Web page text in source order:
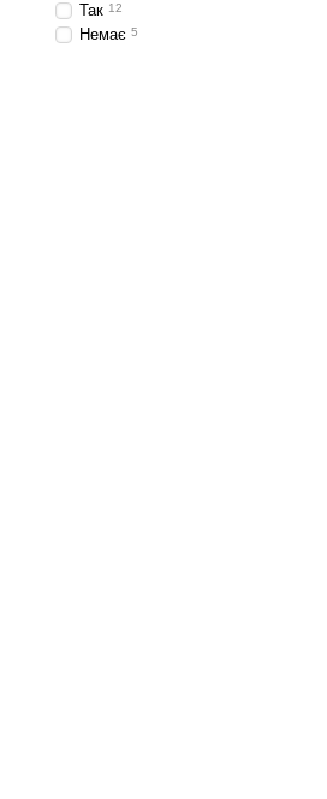
Так 12
Немає 5